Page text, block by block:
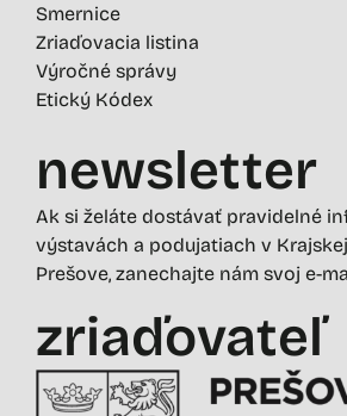
Smernice
Zriaďovacia listina
Výročné správy
Etický Kódex
newsletter
Ak si želáte dostávať pravidelné
výstavách a podujatiach v
Prešove, zanechajte nám svoj e-
zriaďovateľ